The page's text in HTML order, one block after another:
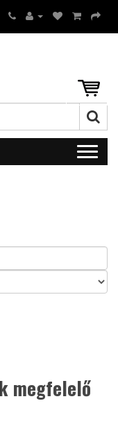
megfelelő